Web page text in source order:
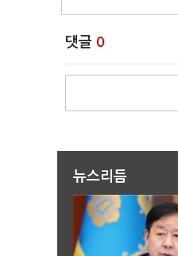
댓글 0
뉴스리듬